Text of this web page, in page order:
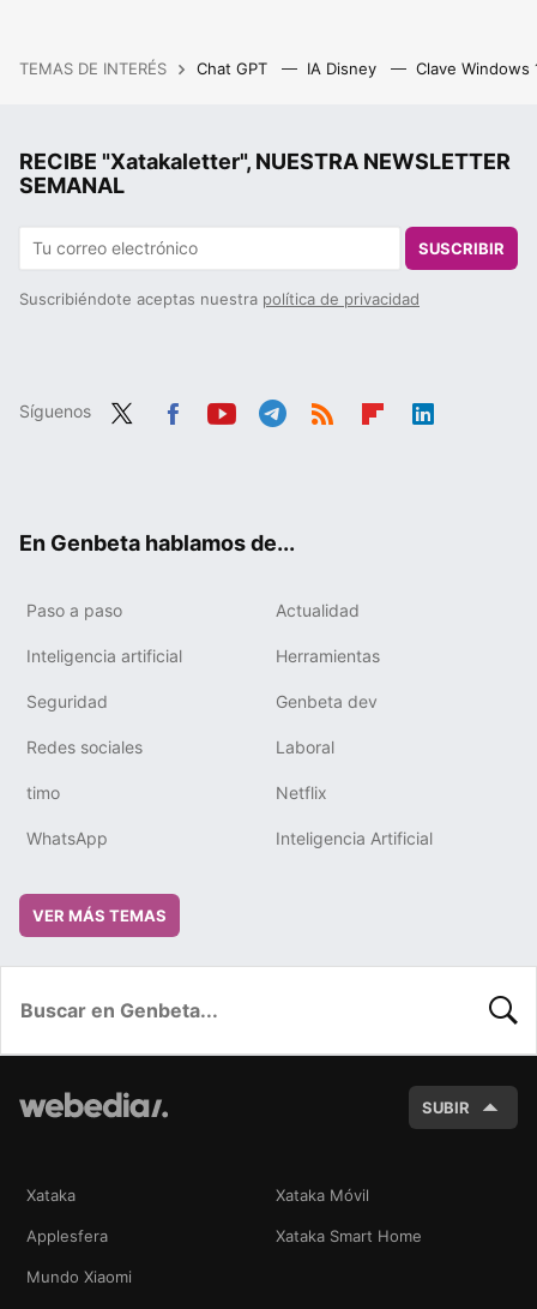
TEMAS DE INTERÉS Chat GPT IA Disney Clave Windows
RECIBE "Xatakaletter", NUESTRA NEWSLETTER
SEMANAL
SUSCRIBIR
Suscribiéndote aceptas nuestra política de privacidad
Síguenos
En Genbeta hablamos de...
Paso a paso Actualidad
Inteligencia artificial Herramientas
Seguridad Genbeta dev
Redes sociales Laboral
timo Netflix
WhatsApp Inteligencia Artificial
VER MÁS TEMAS
SUBIR
Xataka Xataka Móvil
Applesfera Xataka Smart Home
Mundo Xiaomi